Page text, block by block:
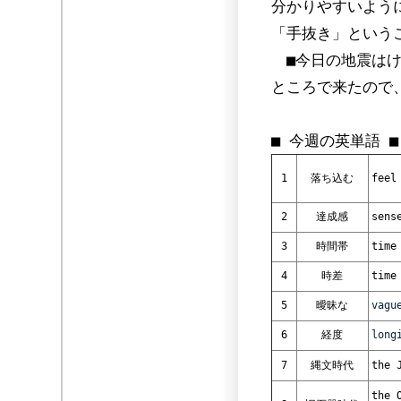
分かりやすいよう
「手抜き」とい
■今日の地震は
ところで来たので
■ 今週の英単語 ■
1 落ち込む feel
2 達成感
3 時間帯 time
4 時差 time
5 曖昧な
6 経度
7 縄文時代 the
the